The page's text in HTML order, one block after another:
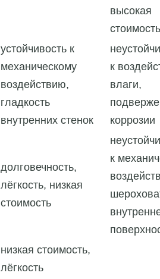
высокая
стоимость
устойчивость к
механическому
воздействию,
гладкость
внутренних стенок
к
влаги,
коррозии
долговечность,
лёгкость, низкая
стоимость
к
низкая стоимость,
лёгкость